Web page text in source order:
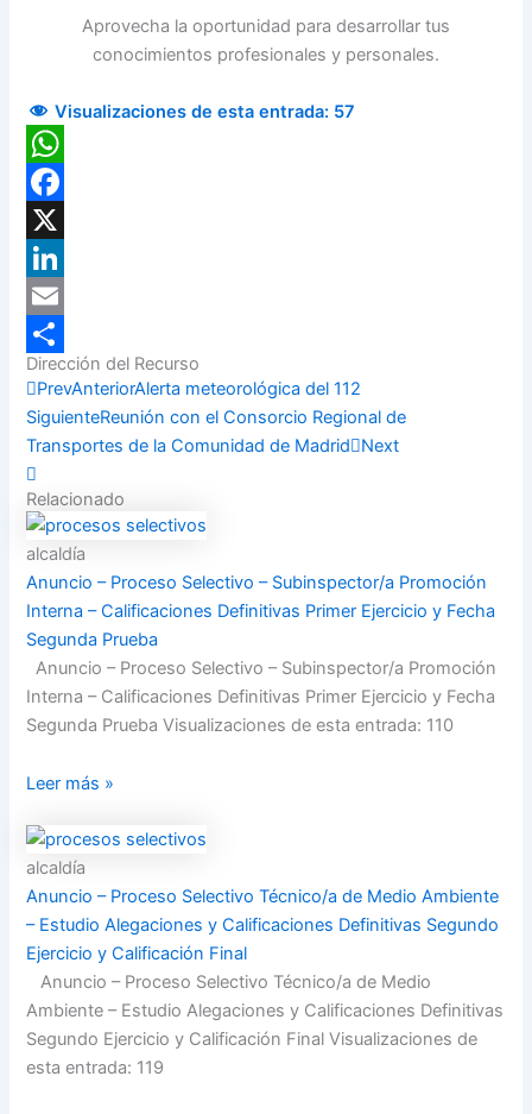
Aprovecha la oportunidad para desarrollar tus
conocimientos profesionales y personales.
Visualizaciones de esta entrada: 57
WhatsApp
Facebook
X
LinkedIn
Email
Compartir
Dirección del Recurso
PrevAnteriorAlerta meteorológica del 112
SiguienteReunión con el Consorcio Regional de
Transportes de la Comunidad de Madrid
Next
Relacionado
alcaldía
Anuncio – Proceso Selectivo – Subinspector/a Promoción
Interna – Calificaciones Definitivas Primer Ejercicio y Fecha
Segunda Prueba
Anuncio – Proceso Selectivo – Subinspector/a Promoción
Interna – Calificaciones Definitivas Primer Ejercicio y Fecha
Segunda Prueba Visualizaciones de esta entrada: 110
Leer más »
alcaldía
Anuncio – Proceso Selectivo Técnico/a de Medio Ambiente
– Estudio Alegaciones y Calificaciones Definitivas Segundo
Ejercicio y Calificación Final
Anuncio – Proceso Selectivo Técnico/a de Medio
Ambiente – Estudio Alegaciones y Calificaciones Definitivas
Segundo Ejercicio y Calificación Final Visualizaciones de
esta entrada: 119